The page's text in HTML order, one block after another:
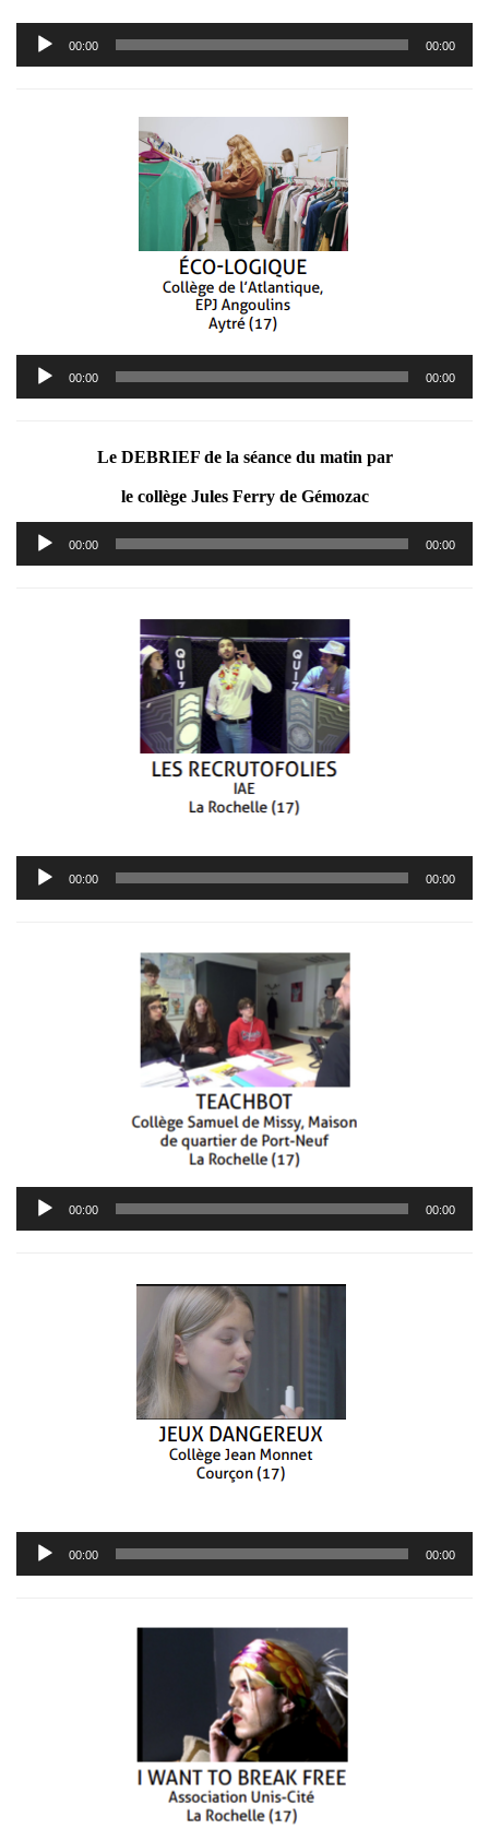
Lecteur
audio
00:00 00:00
Lecteur
audio
00:00 00:00
Le DEBRIEF de la séance du matin par
le collège Jules Ferry de Gémozac
Lecteur
audio
00:00 00:00
Lecteur
audio
00:00 00:00
Lecteur
audio
00:00 00:00
Lecteur
audio
00:00 00:00